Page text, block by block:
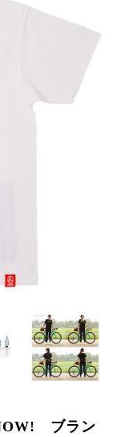
ブラン